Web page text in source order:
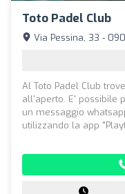
Toto Padel Club
Via Pessina, 33 -
Al Toto Padel Club
all'aperto. E' possibile
un messaggio
utilizzando la app